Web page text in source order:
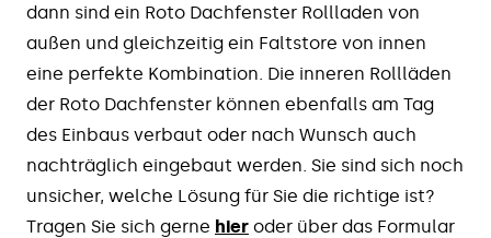
dann sind ein Roto Dachfenster Rollladen von
außen und gleichzeitig ein Faltstore von innen
eine perfekte Kombination. Die inneren Rollläden
der Roto Dachfenster können ebenfalls am Tag
des Einbaus verbaut oder nach Wunsch auch
nachträglich eingebaut werden. Sie sind sich noch
unsicher, welche Lösung für Sie die richtige ist?
Tragen Sie sich gerne hier oder über das Formular